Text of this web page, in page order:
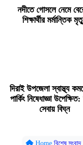
নদীতে গোসলে নেমে
শিক্ষার্থীর মর্মান্তিক
দিরাই উপজেলা স্বাস্থ্য
পার্কিং নিষেধাজ্ঞা
সেবায় বিঘ্ন
Home বিশেষ সংবাদ